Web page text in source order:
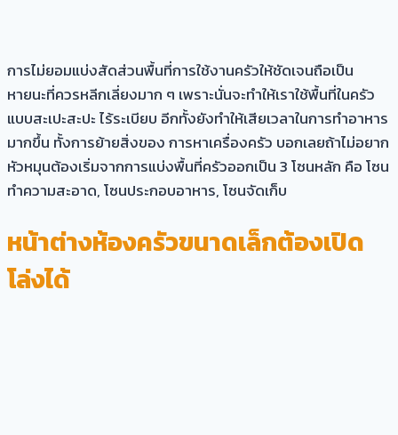
การไม่ยอมแบ่งสัดส่วนพื้นที่การใช้งานครัวให้ชัดเจนถือเป็น
หายนะที่ควรหลีกเลี่ยงมาก ๆ เพราะนั่นจะทำให้เราใช้พื้นที่ในครัว
แบบสะเปะสะปะ ไร้ระเบียบ อีกทั้งยังทำให้เสียเวลาในการทำอาหาร
มากขึ้น ทั้งการย้ายสิ่งของ การหาเครื่องครัว บอกเลยถ้าไม่อยาก
หัวหมุนต้องเริ่มจากการแบ่งพื้นที่ครัวออกเป็น 3 โซนหลัก คือ โซน
ทำความสะอาด, โซนประกอบอาหาร, โซนจัดเก็บ
หน้าต่างห้องครัวขนาดเล็กต้องเปิด
โล่งได้